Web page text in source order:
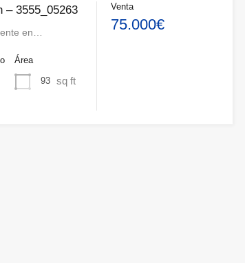
– 3555_05263
en…
Área
93 sq ft
Venta
75.000€